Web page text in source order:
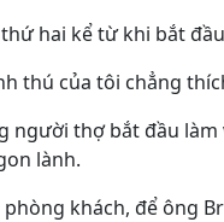
hai kể từ khi bắt
thú của tôi chẳng
người thợ bắt đầu làm
lành.
khách, để ông